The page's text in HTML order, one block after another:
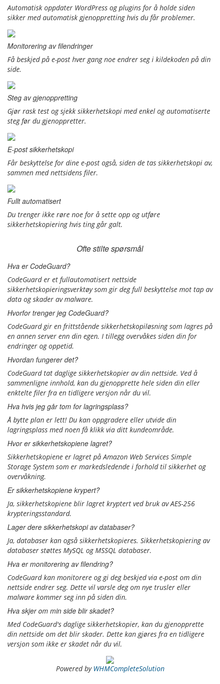
Automatisk oppdater WordPress og plugins for å holde siden
sikker med automatisk gjenoppretting hvis du får problemer.
Monitorering av filendringer
Få beskjed på e-post hver gang noe endrer seg i kildekoden på din
side.
Steg av gjenoppretting
Gjør rask test og sjekk sikkerhetskopi med enkel og automatiserte
steg før du gjenoppretter.
E-post sikkerhetskopi
Får beskyttelse for dine e-post også, siden de tas sikkerhetskopi av,
sammen med nettsidens filer.
Fullt automatisert
Du trenger ikke røre noe for å sette opp og utføre
sikkerhetskopiering hvis ting går galt.
Ofte stilte spørsmål
Hva er CodeGuard?
CodeGuard er et fullautomatisert nettside
sikkerhetskopieringsverktøy som gir deg full beskyttelse mot tap av
data og skader av malware.
Hvorfor trenger jeg CodeGuard?
CodeGuard gir en frittstående sikkerhetskopiløsning som lagres på
en annen server enn din egen. I tillegg overvåkes siden din for
endringer og oppetid.
Hvordan fungerer det?
CodeGuard tat daglige sikkerhetskopier av din nettside. Ved å
sammenligne innhold, kan du gjenopprette hele siden din eller
enktelte filer fra en tidligere versjon når du vil.
Hva hvis jeg går tom for lagringsplass?
Å bytte plan er lett! Du kan oppgradere eller utvide din
lagringsplass med noen få klikk via ditt kundeområde.
Hvor er sikkerhetskopiene lagret?
Sikkerhetskopiene er lagret på Amazon Web Services Simple
Storage System som er markedsledende i forhold til sikkerhet og
overvåkning.
Er sikkerhetskopiene krypert?
Ja, sikkerhetskopiene blir lagret kryptert ved bruk av AES-256
krypteringsstandard.
Lager dere sikkerhetskopi av databaser?
Ja, databaser kan også sikkerhetskopieres. Sikkerhetskopiering av
databaser støttes MySQL og MSSQL databaser.
Hva er monitorering av filendring?
CodeGuard kan monitorere og gi deg beskjed via e-post om din
nettside endrer seg. Dette vil varsle deg om nye trusler eller
malware kommer seg inn på siden din.
Hva skjer om min side blir skadet?
Med CodeGuard's daglige sikkerhetskopier, kan du gjenopprette
din nettside om det blir skader. Dette kan gjøres fra en tidligere
versjon som ikke er skadet når du vil.
Powered by WHMCompleteSolution